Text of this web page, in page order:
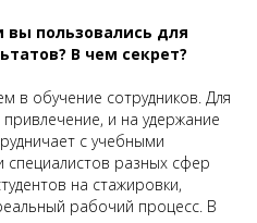
пользовались для
В чем секрет?
в обучение сотрудников. Для
и на удержание
с учебными
разных сфер
на стажировки,
рабочий процесс. В